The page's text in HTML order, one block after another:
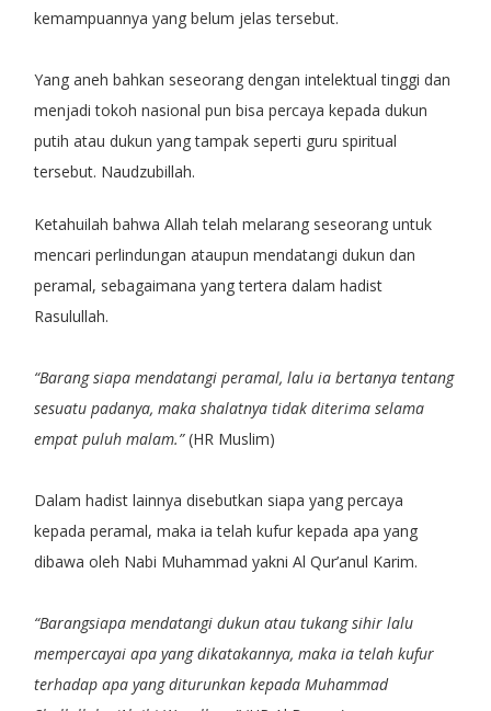
kemampuannya yang belum jelas tersebut.
Yang aneh bahkan seseorang dengan intelektual tinggi dan
menjadi tokoh nasional pun bisa percaya kepada dukun
putih atau dukun yang tampak seperti guru spiritual
tersebut. Naudzubillah.
Ketahuilah bahwa Allah telah melarang seseorang untuk
mencari perlindungan ataupun mendatangi dukun dan
peramal, sebagaimana yang tertera dalam hadist
Rasulullah.
“Barang siapa mendatangi peramal, lalu ia bertanya tentang
sesuatu padanya, maka shalatnya tidak diterima selama
empat puluh malam.”(HR Muslim)
Dalam hadist lainnya disebutkan siapa yang percaya
kepada peramal, maka ia telah kufur kepada apa yang
dibawa oleh Nabi Muhammad yakni Al Qur’anul Karim.
“Barangsiapa mendatangi dukun atau tukang sihir lalu
mempercayai apa yang dikatakannya, maka ia telah kufur
terhadap apa yang diturunkan kepada Muhammad